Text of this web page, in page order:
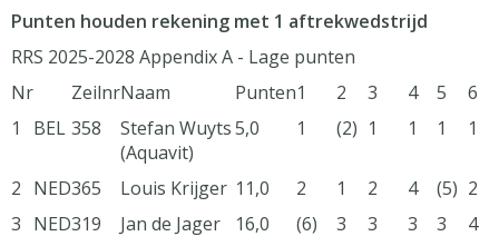
Punten houden rekening met 1 aftrekwedstrijd
RRS 2025-2028 Appendix A - Lage punten
Nr
ZeilnrNaam Punten1 2 3 4 5
6
1
BEL 358
Stefan Wuyts
(Aquavit)
5,0 1 (2) 1 1 1 1
2 NED365 Louis Krijger 11,0 2 1 2 4 (5) 2
3 NED319 Jan de Jager 16,0 (6) 3 3 3 3
4